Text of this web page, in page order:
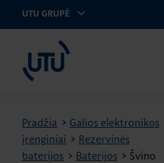
UTU GRUPĖ
UTU Lithuania
Pradžia > Galios elektronikos
įrenginiai > Rezervinės
baterijos > Baterijos > Švino